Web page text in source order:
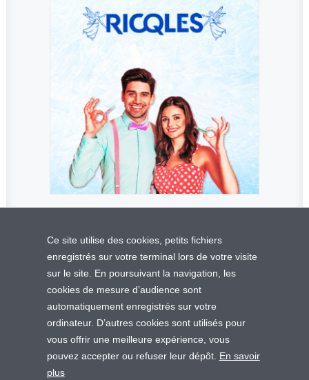
© 2025 Juva Santé | Tous droits réservés.
MENTIONS LÉGALES|POLITIQUE DE CONFIDENTIALITÉ
CGU|CONTACT
Ce site utilise des cookies, petits fichiers
enregistrés sur votre terminal lors de votre visite
sur le site. En poursuivant la navigation, les
cookies de mesure d’audience sont
automatiquement enregistrés sur votre
ordinateur. D’autres cookies sont utilisés pour
vous offrir une meilleure expérience, vous
pouvez accepter ou refuser leur dépôt. En savoir
plus